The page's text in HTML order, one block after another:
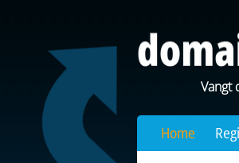
Vangt
Home